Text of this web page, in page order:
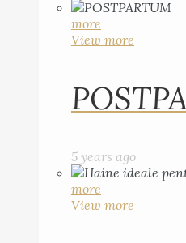
more
View more
5 years ago
more
View more